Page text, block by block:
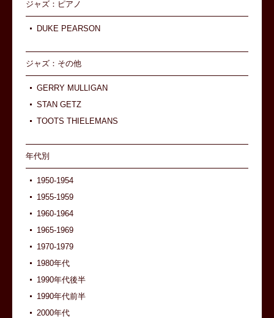
ジャズ：ピアノ
DUKE PEARSON
ジャズ：その他
GERRY MULLIGAN
STAN GETZ
TOOTS THIELEMANS
年代別
1950-1954
1955-1959
1960-1964
1965-1969
1970-1979
1980年代
1990年代後半
1990年代前半
2000年代